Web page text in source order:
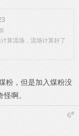
算流场，流场计算好了
粉，但是加入煤粉没
啊。
6#